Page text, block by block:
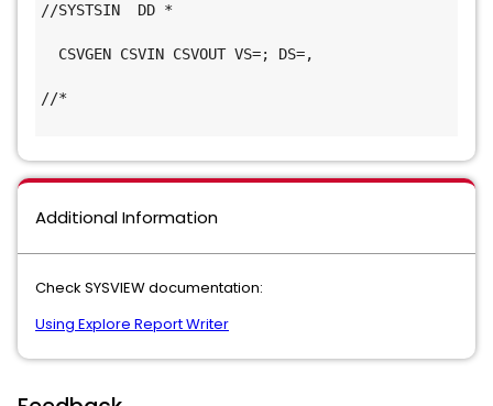
//SYSTSIN  DD *
CSVGEN CSVIN CSVOUT VS=; DS=,
//*
Additional Information
Check SYSVIEW documentation:
Using Explore Report Writer